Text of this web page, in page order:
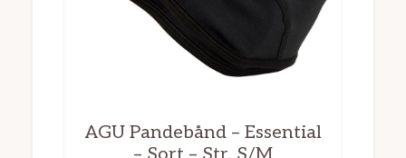
AGU Pandebånd – Essential